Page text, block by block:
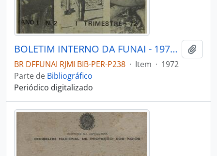
BOLETIM INTERNO DA FUNAI - 1972 - Nº02
BR DFFUNAI RJMI BIB-PER-P238 · Item · 1972
Parte de Bibliográfico
Periódico digitalizado